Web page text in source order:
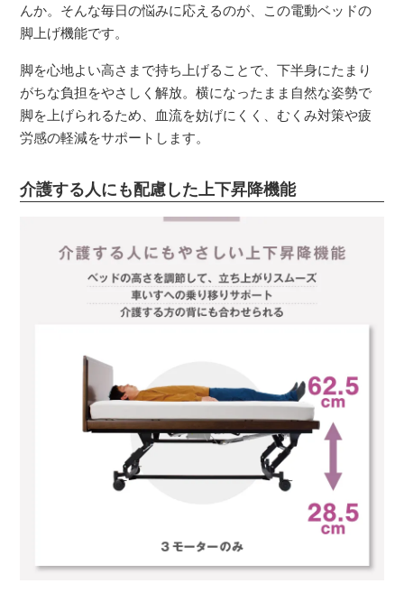
んか。そんな毎日の悩みに応えるのが、この電動ベッドの
脚上げ機能です。
脚を心地よい高さまで持ち上げることで、下半身にたまり
がちな負担をやさしく解放。横になったまま自然な姿勢で
脚を上げられるため、血流を妨げにくく、むくみ対策や疲
労感の軽減をサポートします。
介護する人にも配慮した上下昇降機能